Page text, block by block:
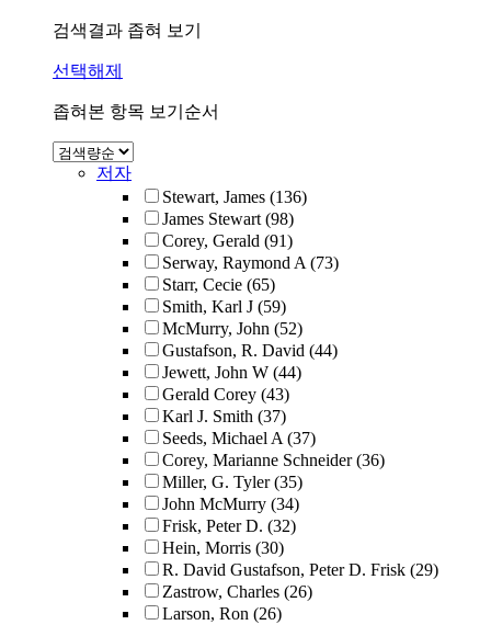
검색결과 좁혀 보기
선택해제
좁혀본 항목 보기순서
저자
Stewart, James (136)
James Stewart (98)
Corey, Gerald (91)
Serway, Raymond A (73)
Starr, Cecie (65)
Smith, Karl J (59)
McMurry, John (52)
Gustafson, R. David (44)
Jewett, John W (44)
Gerald Corey (43)
Karl J. Smith (37)
Seeds, Michael A (37)
Corey, Marianne Schneider (36)
Miller, G. Tyler (35)
John McMurry (34)
Frisk, Peter D. (32)
Hein, Morris (30)
R. David Gustafson, Peter D. Frisk (29)
Zastrow, Charles (26)
Larson, Ron (26)